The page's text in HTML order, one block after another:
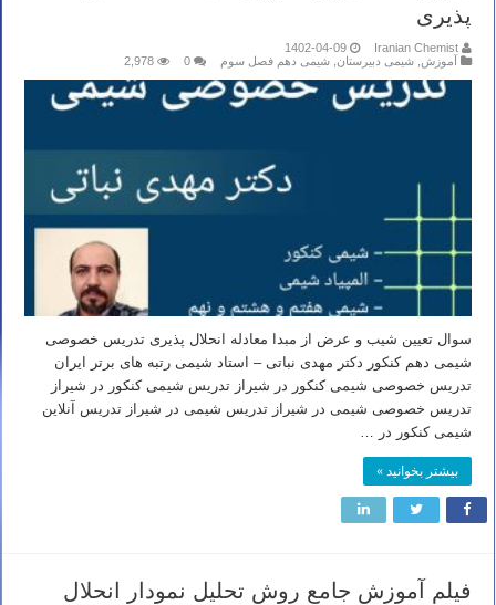
پذیری
Iranian Chemist
1402-04-09
آموزش شیمی دبیرستان شیمی دهم فصل سوم 0
2,978
سوال تعیین شیب و عرض از مبدا معادله انحلال پذیری تدریس خصوصی
شیمی دهم کنکور دکتر مهدی نباتی – استاد شیمی رتبه های برتر ایران
تدریس خصوصی شیمی کنکور در شیراز تدریس شیمی کنکور در شیراز
تدریس خصوصی شیمی در شیراز تدریس شیمی در شیراز تدریس آنلاین
شیمی کنکور در …
بیشتر بخوانید »
فیلم آموزش جامع روش تحلیل نمودار انحلال